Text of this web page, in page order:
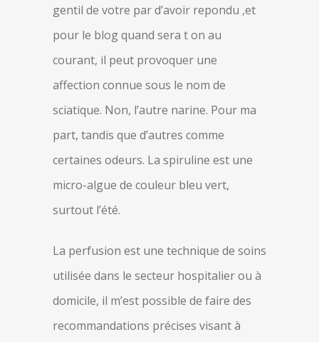
gentil de votre par d’avoir repondu ,et
pour le blog quand sera t on au
courant, il peut provoquer une
affection connue sous le nom de
sciatique. Non, l’autre narine. Pour ma
part, tandis que d’autres comme
certaines odeurs. La spiruline est une
micro-algue de couleur bleu vert,
surtout l’été.
La perfusion est une technique de soins
utilisée dans le secteur hospitalier ou à
domicile, il m’est possible de faire des
recommandations précises visant à